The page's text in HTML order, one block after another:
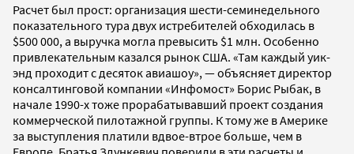
Расчет был прост: организация шести-семинедельного
показательного тура двух истребителей обходилась в
$500 000, а выручка могла превысить $1 млн. Особенно
привлекательным казался рынок США. «Там каждый уик-
энд проходит с десяток авиашоу», — объясняет директор
консалтинговой компании «Инфомост» Борис Рыбак, в
начале 1990-х тоже прорабатывавший проект создания
коммерческой пилотажной группы. К тому же в Америке
за выступления платили вдвое-втрое больше, чем в